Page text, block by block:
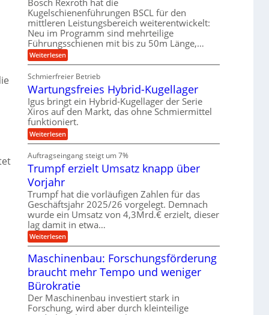
u
n
g
e
n
n
e
e
H
u
b
b
e
w
e
u
n
g
e
n
m
o
i
v
e
u
n
d
M
a
s
c
h
i
n
e
b
a
u
e
r
W
e
r
k
z
e
u
k
r
e
s
l
a
f
Kugelschienenführungen BSCL für den
mittleren Leistungsbereich weiterentwickelt:
Neu im Programm sind mehrteilige
Führungsschienen mit bis zu 50m Länge,…
Weiterlesen:
K
g
e
l
s
c
h
i
e
n
e
n
r
u
n
g
e
n
B
S
C
L
w
e
i
t
Schmierfreier Betrieb
Wartungsfreies Hybrid-Kugellager
Igus bringt ein Hybrid-Kugellager der Serie
Xiros auf den Markt, das ohne Schmiermittel
funktioniert.
Weiterlesen:
W
r
t
g
s
f
r
e
i
e
H
y
b
r
i
d
-
Auftragseingang steigt um 7%
Trumpf erzielt Umsatz knapp über
Vorjahr
Trumpf hat die vorläufigen Zahlen für das
Geschäftsjahr 2025/26 vorgelegt. Demnach
wurde ein Umsatz von 4,3Mrd.€ erzielt, dieser
lag damit in etwa…
Weiterlesen:
T
u
m
p
f
e
r
z
Maschinenbau: Forschungsförderung
braucht mehr Tempo und weniger
Bürokratie
Der Maschinenbau investiert stark in
Forschung, wird aber durch kleinteilige